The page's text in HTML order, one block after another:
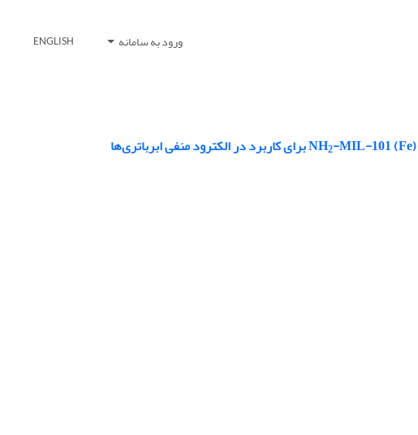
ورود به سامانه ENGLISH
2-MIL-101 (Fe) برای کاربرد در الکترود منفی ابرباتری‌ها